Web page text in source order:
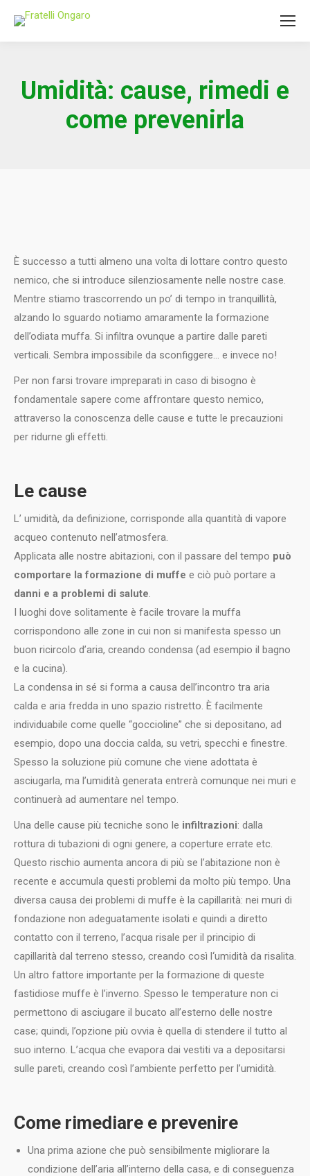
Umidità: cause, rimedi e
come prevenirla
È successo a tutti almeno una volta di lottare contro questo
nemico, che si introduce silenziosamente nelle nostre case.
Mentre stiamo trascorrendo un po’ di tempo in tranquillità,
alzando lo sguardo notiamo amaramente la formazione
dell’odiata muffa. Si infiltra ovunque a partire dalle pareti
verticali. Sembra impossibile da sconfiggere… e invece no!
Per non farsi trovare impreparati in caso di bisogno è
fondamentale sapere come affrontare questo nemico,
attraverso la conoscenza delle cause e tutte le precauzioni
per ridurne gli effetti.
Le cause
L’ umidità, da definizione, corrisponde alla quantità di vapore
acqueo contenuto nell’atmosfera.
Applicata alle nostre abitazioni, con il passare del tempo può
comportare la formazione di muffe e ciò può portare a
danni e a problemi di salute.
I luoghi dove solitamente è facile trovare la muffa
corrispondono alle zone in cui non si manifesta spesso un
buon ricircolo d’aria, creando condensa (ad esempio il bagno
e la cucina).
La condensa in sé si forma a causa dell’incontro tra aria
calda e aria fredda in uno spazio ristretto. È facilmente
individuabile come quelle “goccioline” che si depositano, ad
esempio, dopo una doccia calda, su vetri, specchi e finestre.
Spesso la soluzione più comune che viene adottata è
asciugarla, ma l’umidità generata entrerà comunque nei muri e
continuerà ad aumentare nel tempo.
Una delle cause più tecniche sono le infiltrazioni: dalla
rottura di tubazioni di ogni genere, a coperture errate etc.
Questo rischio aumenta ancora di più se l’abitazione non è
recente e accumula questi problemi da molto più tempo. Una
diversa causa dei problemi di muffe è la capillarità: nei muri di
fondazione non adeguatamente isolati e quindi a diretto
contatto con il terreno, l’acqua risale per il principio di
capillarità dal terreno stesso, creando così l‘umidità da risalita.
Un altro fattore importante per la formazione di queste
fastidiose muffe è l’inverno. Spesso le temperature non ci
permettono di asciugare il bucato all’esterno delle nostre
case; quindi, l’opzione più ovvia è quella di stendere il tutto al
suo interno. L’acqua che evapora dai vestiti va a depositarsi
sulle pareti, creando così l’ambiente perfetto per l’umidità.
Come rimediare e prevenire
Una prima azione che può sensibilmente migliorare la
condizione dell’aria all’interno della casa, e di conseguenza